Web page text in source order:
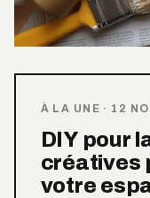
À LA UNE · 12
DIY pour
créatives
votre